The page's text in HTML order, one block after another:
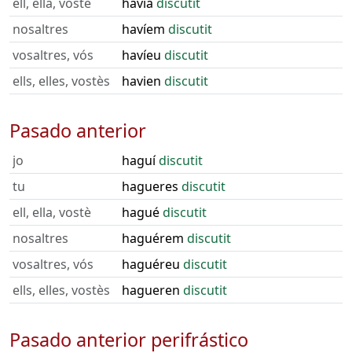
nosaltres
havíem discutit
vosaltres, vós
havíeu discutit
ells, elles, vostès
havien discutit
Pasado anterior
jo haguídiscutit
tu
hagueres discutit
ell, ella, vostè
haguédiscutit
nosaltres
haguérem discutit
vosaltres, vós
haguéreu discutit
ells, elles, vostès
hagueren discutit
Pasado anterior perifrástico